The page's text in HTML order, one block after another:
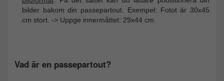
bilder bakom din passepartout. Exempel: Fotot är 30x45
cm stort. -> Uppge innermåttet: 29x44 cm.
Vad är en passepartout?